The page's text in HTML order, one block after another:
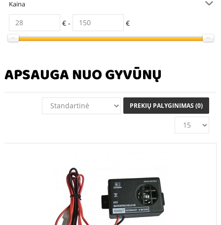
Kaina
€ - €
APSAUGA NUO GYVŪNŲ
PREKIŲ PALYGINIMAS (0)